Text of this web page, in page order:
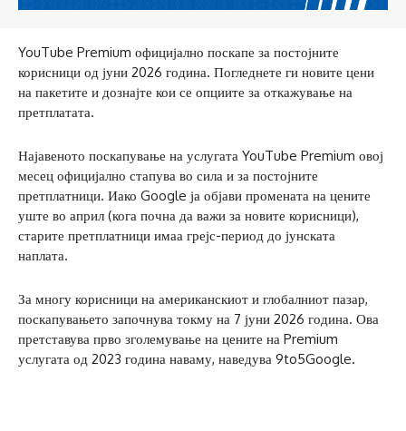
YouTube Premium официјално поскапе за постојните
корисници од јуни 2026 година. Погледнете ги новите цени
на пакетите и дознајте кои се опциите за откажување на
претплатата.
Најавеното поскапување на услугата YouTube Premium овој
месец официјално стапува во сила и за постојните
претплатници. Иако Google ја објави промената на цените
уште во април (кога почна да важи за новите корисници),
старите претплатници имаа грејс-период до јунската
наплата.
За многу корисници на американскиот и глобалниот пазар,
поскапувањето започнува токму на 7 јуни 2026 година. Ова
претставува прво зголемување на цените на Premium
услугата од 2023 година наваму, наведува 9to5Google.